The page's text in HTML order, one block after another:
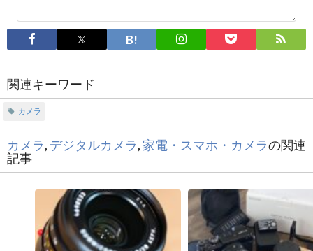
関連キーワード
カメラ
カメラ, デジタルカメラ, 家電・スマホ・カメラの関連
記事